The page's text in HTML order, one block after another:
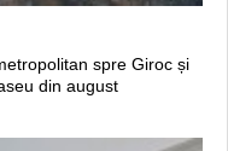
spre Giroc și
din august